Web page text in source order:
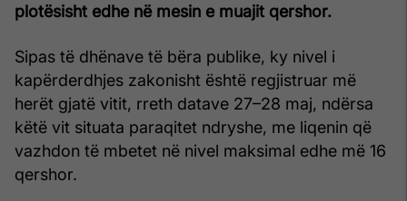
plotësisht edhe në mesin e muajit qershor.
Sipas të dhënave të bëra publike, ky nivel i
kapërderdhjes zakonisht është regjistruar më
herët gjatë vitit, rreth datave 27–28 maj, ndërsa
këtë vit situata paraqitet ndryshe, me liqenin që
vazhdon të mbetet në nivel maksimal edhe më 16
qershor.